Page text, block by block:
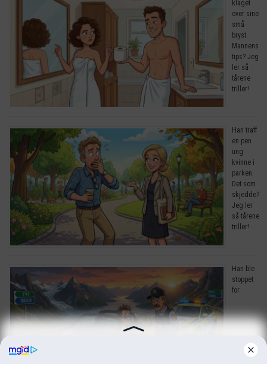
klaget
over sine
små
bryst.
Mannens
tips? Jeg
ler så
tårene
triller!
Han traff
en pen
ung
kvinne i
parken.
Det som
skjedde?
Jeg ler
så tårene
triller!
Han ble
stoppet
for